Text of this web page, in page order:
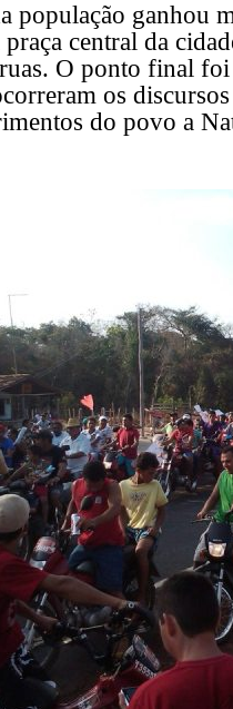
população ganhou
central da
O ponto final
os
do povo a